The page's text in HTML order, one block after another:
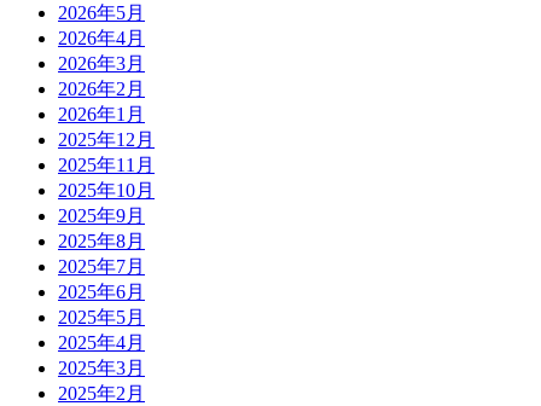
2026年5月
2026年4月
2026年3月
2026年2月
2026年1月
2025年12月
2025年11月
2025年10月
2025年9月
2025年8月
2025年7月
2025年6月
2025年5月
2025年4月
2025年3月
2025年2月